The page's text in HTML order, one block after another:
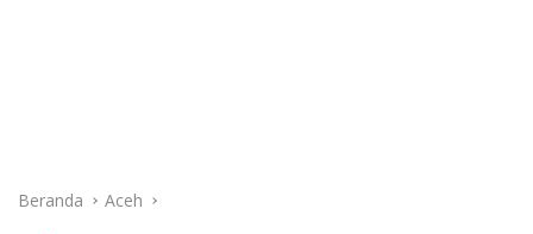
Beranda Aceh